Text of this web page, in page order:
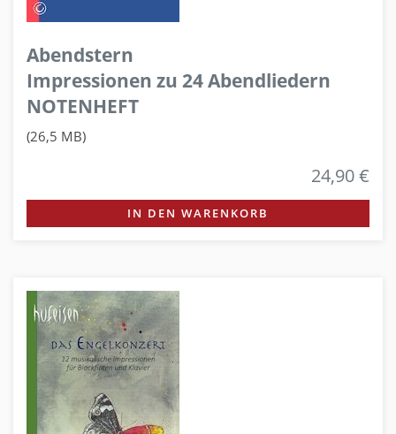
Abendstern
Impressionen zu 24 Abendliedern
NOTENHEFT
(26,5 MB)
24,90 €
IN DEN WARENKORB